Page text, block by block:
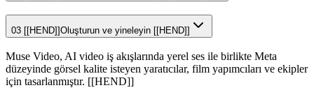
03 [[HEND]]Oluşturun ve yineleyin [[HEND]]
Muse Video, AI video iş akışlarında yerel ses ile birlikte Meta
düzeyinde görsel kalite isteyen yaratıcılar, film yapımcıları ve ekipler
için tasarlanmıştır. [[HEND]]